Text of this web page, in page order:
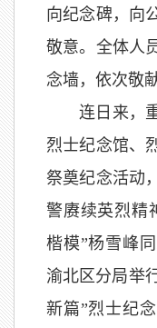
向纪念碑，向
敬意。全体人
念墙，依次敬
连日来，
烈士纪念馆、
祭奠纪念活动
警赓续英烈精
楷模”杨雪峰
渝北区分局举
新篇”烈士纪